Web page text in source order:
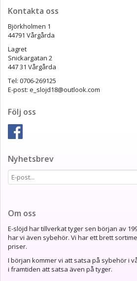
Kontakta oss
Björkholmen 1
44791 Vårgårda
Lagret
Snickargatan 2
447 31 Vårgårda
Tel: 0706-269125
E-post: e_slojd18@outlook.com
Följ oss
Nyhetsbrev
Om oss
E-slöjd har tillverkat tyger sen början av
har vi även sybehör. Vi har ett brett
priser.
I början kommer vi att satsa på sybehör i
i framtiden att satsa även på tyger.